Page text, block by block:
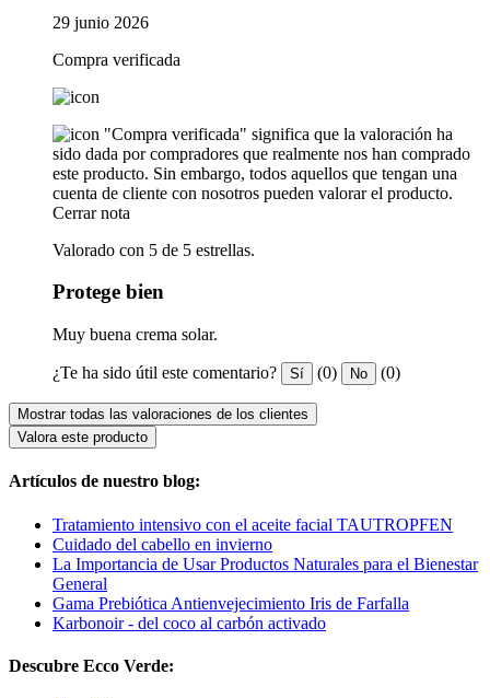
29 junio 2026
Compra verificada
"Compra verificada" significa que la valoración ha
sido dada por compradores que realmente nos han comprado
este producto. Sin embargo, todos aquellos que tengan una
cuenta de cliente con nosotros pueden valorar el producto.
Cerrar nota
Valorado con 5 de 5 estrellas.
Protege bien
Muy buena crema solar.
¿Te ha sido útil este comentario? Sí (0) No (0)
Mostrar todas las valoraciones de los clientes
Valora este producto
Artículos de nuestro blog:
Tratamiento intensivo con el aceite facial TAUTROPFEN
Cuidado del cabello en invierno
La Importancia de Usar Productos Naturales para el Bienestar
General
Gama Prebiótica Antienvejecimiento Iris de Farfalla
Karbonoir - del coco al carbón activado
Descubre Ecco Verde: